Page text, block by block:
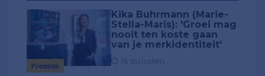
Premium
Kika Buhrmann (Marie-
Stella-Maris): 'Groei mag
nooit ten koste gaan
van je merkidentiteit'